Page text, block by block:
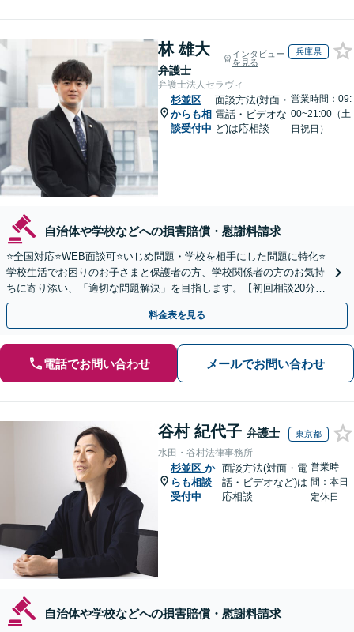
林 雄大
弁護士
インタビュー
を見る
兵庫県
弁護士法人セラヴィ
杉並区
からも相
談受付中
面談方法(対面・
電話・ビデオな
ど)は応相談
営業時間：09:
00~21:00（土
日祝日）
自治体や学校などへの損害賠償・慰謝料請求
⭐️全国対応⭐️WEB面談可⭐️いじめ問題・学校を相手にした問題に特化⭐️
学校生活でお困りのお子さまと保護者の方、学校関係者の方のお気持
ちに寄り添い、「適切な問題解決」を目指します。【初回相談20分無
料】
料金表を見る
電話でお問い合わせ メールでお問い合わせ
谷村 紀代子 弁護士 東京都
水田・谷村法律事務所
杉並区 か
らも相談
受付中
面談方法(対面・電
話・ビデオなど)は
応相談
営業時
間：本日
定休日
自治体や学校などへの損害賠償・慰謝料請求